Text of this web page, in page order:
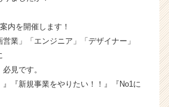
ト
内を開催します！
業」「エンジニア」「デザイナー」
見です。
』『新規事業をやりたい！！』『No1に